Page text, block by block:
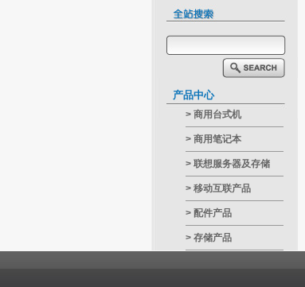
产品中心
>商用台式机
>商用笔记本
>联想服务器及存储
>移动互联产品
>配件产品
>存储产品